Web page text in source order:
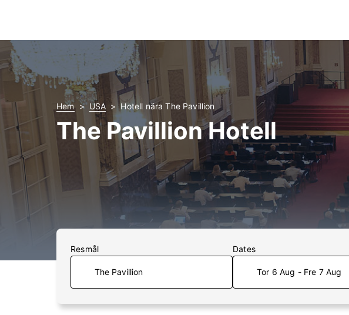
Hem USA Hotell nära The Pavillion
The Pavillion Hotell
Resmål Dates
Tor 6 Aug - Fre 7 Aug